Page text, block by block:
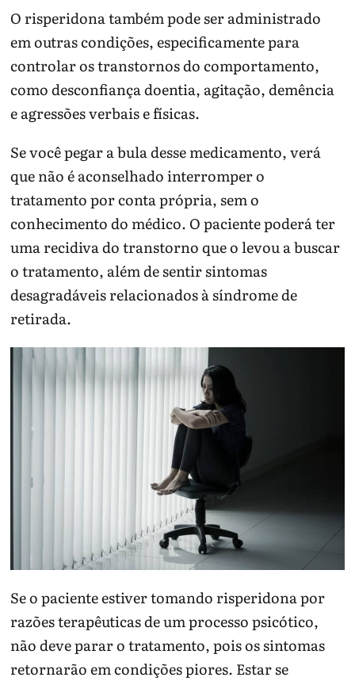
O risperidona também pode ser administrado
em outras condições, especificamente para
controlar os transtornos do comportamento,
como desconfiança doentia, agitação, demência
e agressões verbais e físicas.
Se você pegar a bula desse medicamento, verá
que não é aconselhado interromper o
tratamento por conta própria, sem o
conhecimento do médico. O paciente poderá ter
uma recidiva do transtorno que o levou a buscar
o tratamento, além de sentir sintomas
desagradáveis relacionados à síndrome de
retirada.
Se o paciente estiver tomando risperidona por
razões terapêuticas de um processo psicótico,
não deve parar o tratamento, pois os sintomas
retornarão em condições piores. Estar se